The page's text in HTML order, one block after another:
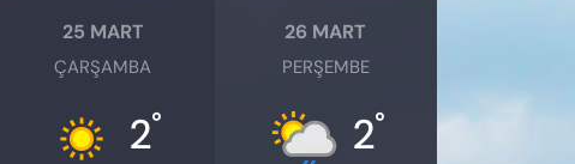
25 MART
ÇARŞAMBA
2°
26 MART
PERŞEMBE
2°